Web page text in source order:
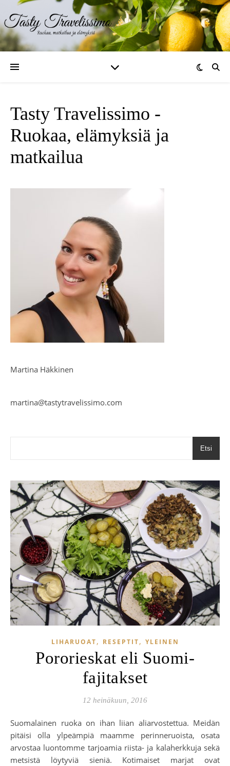
Tasty Travelissimo -
Ruokaa, elämyksiä ja
matkailua
Martina Häkkinen
martina@tastytravelissimo.com
Etsi
LIHARUOAT, RESEPTIT, YLEINEN
Pororieskat eli Suomi-
fajitakset
12 heinäkuun, 2016
Suomalainen ruoka on ihan liian aliarvostettua. Meidän
pitäisi olla ylpeämpiä maamme perinneruoista, osata
arvostaa luontomme tarjoamia riista- ja kalaherkkuja sekä
metsistä löytyviä sieniä. Kotimaiset marjat ovat